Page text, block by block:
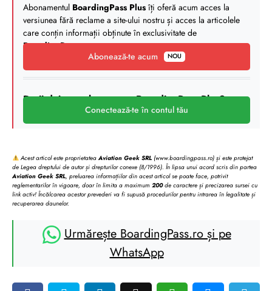
Abonamentul BoardingPass Plusîți oferă acum acces la
versiunea fără reclame a site-ului nostru și acces la articolele
care conțin informații obținute în exclusivitate de
BoardingPass.
Abonează-te acum
NOU
Deții deja un abonament BoardingPass Plus?
Conectează-te în contul tău
Acest articol este proprietateaAviation Geek SRL (www.boardingpass.ro) și este protejat
de Legea dreptului de autor și drepturilor conexe (8/1996). În lipsa unui acord scris din partea
Aviation Geek SRL, preluarea informațiilor din acest articol se poate face, potrivit
reglementarilor în vigoare, doar în limita a maximum 200de caractere și precizarea sursei cu
link activ! Încălcarea acestor prevederi va fi supusă procedurilor pentru intrarea în legalitate și
recuperarea daunelor.
Urmărește BoardingPass.ro și pe
WhatsApp